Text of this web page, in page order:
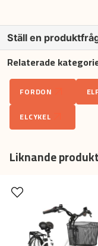
Liknande
Ställ en
question
Fråga oss något om
name
Namn
Ja, ni får publicera
Relaterade
FORDON
ELCYKEL